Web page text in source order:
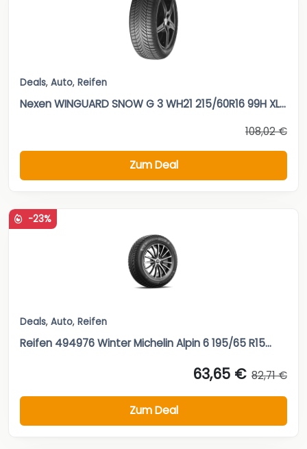
Deals, Auto, Reifen
Nexen WINGUARD SNOW G 3 WH21 215/60R16 99H XL...
108,02 €
Zum Deal
-23%
Deals, Auto, Reifen
Reifen 494976 Winter Michelin Alpin 6 195/65 R15...
63,65 € 82,71 €
Zum Deal